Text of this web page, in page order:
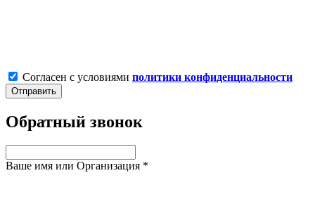
Согласен с условиями политики конфиденциальности
Обратный звонок
Ваше имя или Организация *